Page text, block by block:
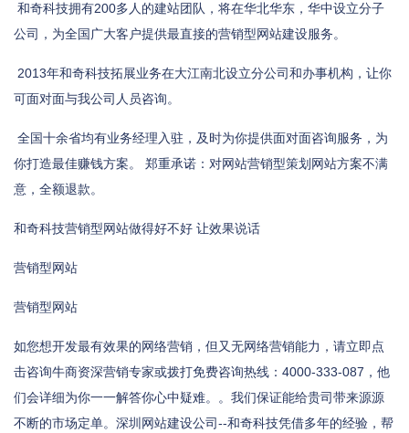
和奇科技拥有200多人的建站团队，将在华北华东，华中设立分子
公司，为全国广大客户提供最直接的营销型网站建设服务。
2013年和奇科技拓展业务在大江南北设立分公司和办事机构，让你
可面对面与我公司人员咨询。
全国十余省均有业务经理入驻，及时为你提供面对面咨询服务，为
你打造最佳赚钱方案。 郑重承诺：对网站营销型策划网站方案不满
意，全额退款。
和奇科技营销型网站做得好不好 让效果说话
营销型网站
营销型网站
如您想开发最有效果的网络营销，但又无网络营销能力，请立即点
击咨询牛商资深营销专家或拨打免费咨询热线：4000-333-087，他
们会详细为你一一解答你心中疑难。。我们保证能给贵司带来源源
不断的市场定单。深圳网站建设公司--和奇科技凭借多年的经验，帮